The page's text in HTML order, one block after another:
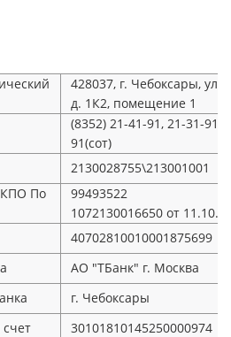
428037, г. Чебоксары, ул.
д. 1К2, помещение 1
(8352) 21-41-91, 21-31-91 ;
91(сот)
2130028755\213001001
По
99493522
1072130016650 от
40702810010001875699
АО "ТБанк" г. Москва
г. Чебоксары
30101810145250000974